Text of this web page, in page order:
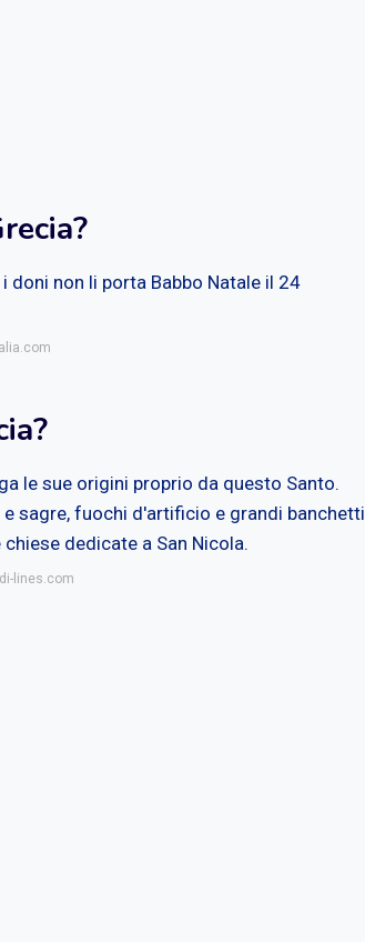
doni non li porta Babbo Natale il 24
le sue origini proprio da questo Santo.
sagre, fuochi d'artificio e grandi banchetti
dedicate a San Nicola.
lines.com